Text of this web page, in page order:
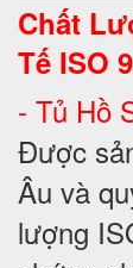
Chất
Tế ISO
- Tủ Hồ
Được
Âu và
lượng